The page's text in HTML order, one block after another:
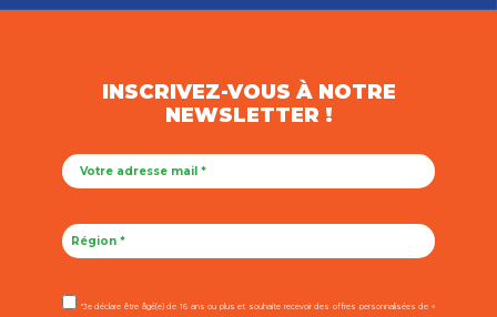
INSCRIVEZ-VOUS À NOTRE
NEWSLETTER !
"Je déclare être âgé(e) de 16 ans ou plus et souhaite recevoir des offres personnalisées de «